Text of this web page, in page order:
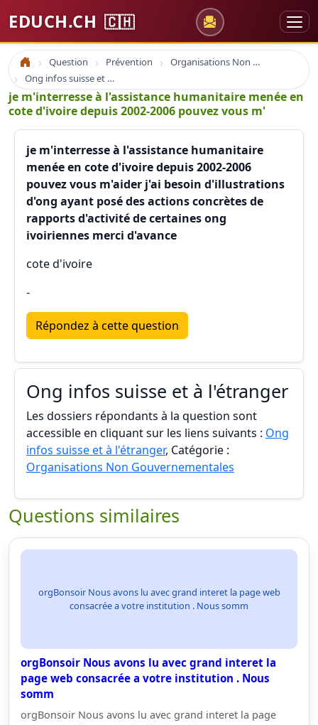
EDUCH.CH 🇨🇭
Accueil Question Prévention
Organisations Non Gouvernementales
Ong infos suisse et à l'étranger
je m'interresse à l'assistance humanitaire menée en
cote d'ivoire depuis 2002-2006 pouvez vous m'
je m'interresse à l'assistance humanitaire
menée en cote d'ivoire depuis 2002-2006
pouvez vous m'aider j'ai besoin d'illustrations
d'ong ayant posé des actions concrètes de
rapports d'activité de certaines ong
ivoiriennes merci d'avance
cote d'ivoire
-
Répondez à cette question
Ong infos suisse et à l'étranger
Les dossiers répondants à la question sont
accessible en cliquant sur les liens suivants : Ong
infos suisse et à l'étranger, Catégorie :
Organisations Non Gouvernementales
Questions similaires
orgBonsoir Nous avons lu avec grand interet la page web
consacrée a votre institution . Nous somm
orgBonsoir Nous avons lu avec grand interet la
page web consacrée a votre institution . Nous
somm
orgBonsoir Nous avons lu avec grand interet la page